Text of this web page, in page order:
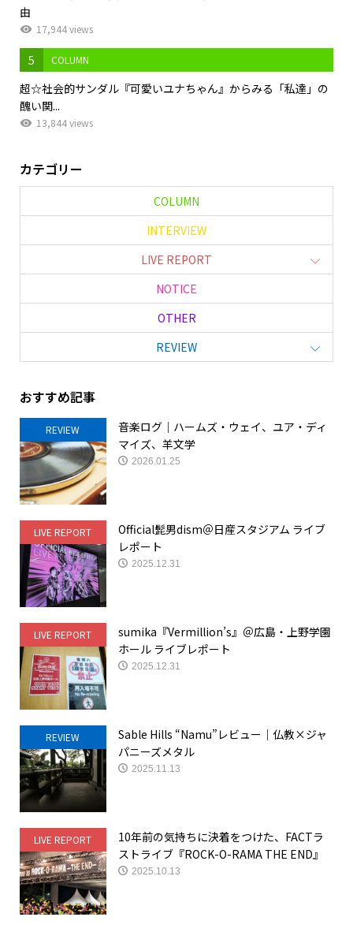
由
17,944 views
5 COLUMN
超☆社会的サンダル『可愛いユナちゃん』からみる「私達」の
醜い関...
13,844 views
カテゴリー
COLUMN
INTERVIEW
LIVE REPORT
NOTICE
OTHER
REVIEW
おすすめ記事
REVIEW
音楽ログ｜ハームズ・ウェイ、ユア・ディ
マイズ、羊文学
2026.01.25
LIVE REPORT
Official髭男dism＠日産スタジアム ライブ
レポート
2025.12.31
LIVE REPORT
sumika『Vermillion’s』＠広島・上野学園
ホール ライブレポート
2025.12.31
REVIEW
Sable Hills “Namu”レビュー｜仏教×ジャ
パニーズメタル
2025.11.13
LIVE REPORT
10年前の気持ちに決着をつけた、FACTラ
ストライブ『ROCK-O-RAMA THE END』
2025.10.13